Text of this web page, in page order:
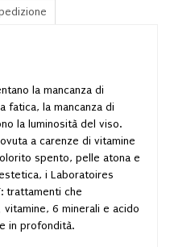
la mancanza di
fatica, la mancanza di
la luminosità del viso.
a carenze di vitamine
spento, pelle atona e
i Laboratoires
trattamenti che
6 minerali e acido
in profondità.